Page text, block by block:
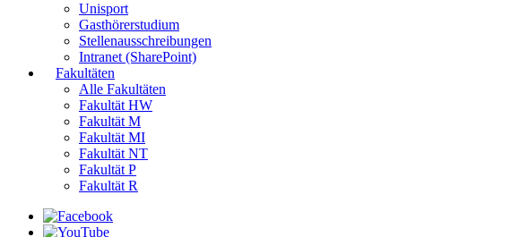
Unisport
Gasthörerstudium
Stellenausschreibungen
Intranet (SharePoint)
Fakultäten
Alle Fakultäten
Fakultät HW
Fakultät M
Fakultät MI
Fakultät NT
Fakultät P
Fakultät R